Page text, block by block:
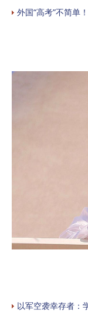
外国“高考”不简单
以军空袭幸存者：